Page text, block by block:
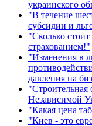
украинского
"В течение
субсидии и
"Сколько
страхованием!"
"Изменения в
давления на
"Строительная
Независимой
"Какая цена
"Киев - это